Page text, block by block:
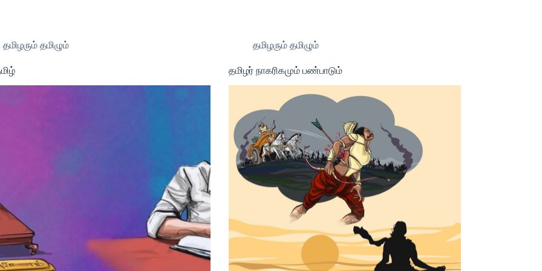
தமிழரும் தமிழும் தமிழரும் தமிழும்
தமிழர் நாகரிகமும் பண்பாடும்